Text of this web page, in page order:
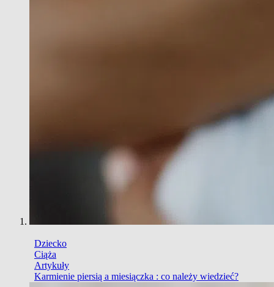
Dziecko
Ciąża
Artykuły
Karmienie piersią a miesiączka : co należy wiedzieć?